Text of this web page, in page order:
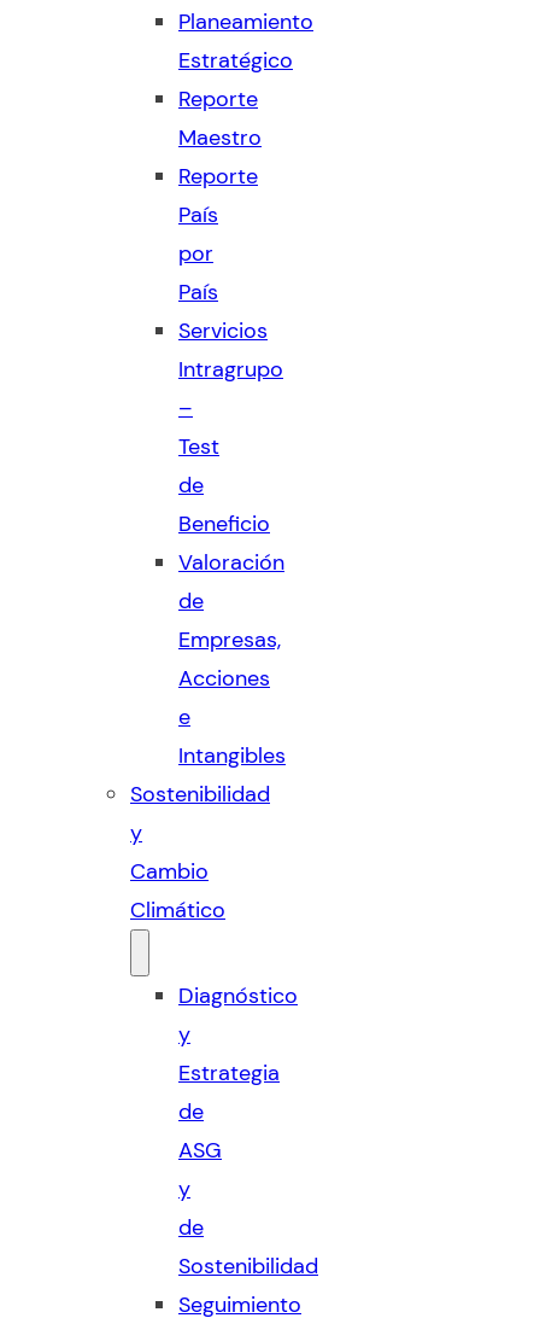
Planeamiento
Estratégico
Reporte
Maestro
Reporte
País
por
País
Servicios
Intragrupo
–
Test
de
Beneficio
Valoración
de
Empresas,
Acciones
e
Intangibles
Sostenibilidad
y
Cambio
Climático
Diagnóstico
y
Estrategia
de
ASG
y
de
Sostenibilidad
Seguimiento